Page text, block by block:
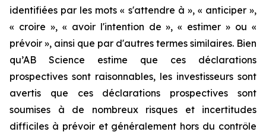
identifiées par les mots « s'attendre à », « anticiper »,
« croire », « avoir l'intention de », « estimer » ou «
prévoir », ainsi que par d'autres termes similaires. Bien
qu’AB Science estime que ces déclarations
prospectives sont raisonnables, les investisseurs sont
avertis que ces déclarations prospectives sont
soumises à de nombreux risques et incertitudes
difficiles à prévoir et généralement hors du contrôle